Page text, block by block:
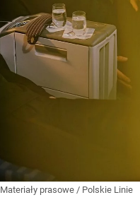
Materiały prasowe / Polskie Linie